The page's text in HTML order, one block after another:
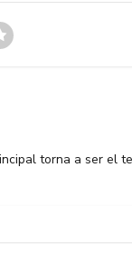
torna a ser el